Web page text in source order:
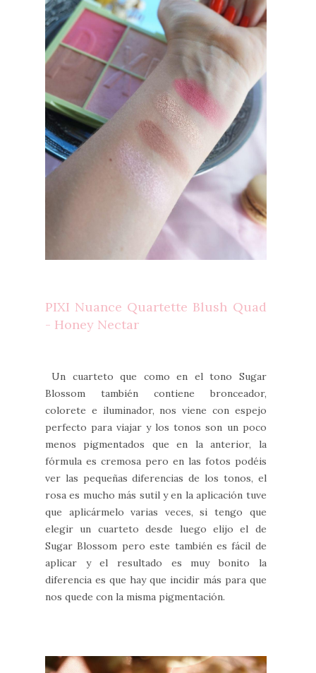
PIXI Nuance Quartette Blush Quad
- Honey Nectar
Un cuarteto que como en el tono Sugar
Blossom también contiene bronceador,
colorete e iluminador, nos viene con espejo
perfecto para viajar y los tonos son un poco
menos pigmentados que en la anterior, la
fórmula es cremosa pero en las fotos podéis
ver las pequeñas diferencias de los tonos, el
rosa es mucho más sutil y en la aplicación tuve
que aplicármelo varias veces, si tengo que
elegir un cuarteto desde luego elijo el de
Sugar Blossom pero este también es fácil de
aplicar y el resultado es muy bonito la
diferencia es que hay que incidir más para que
nos quede con la misma pigmentación.